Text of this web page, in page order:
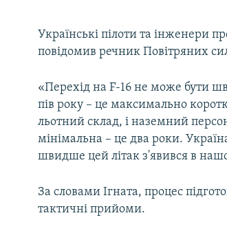
Українські пілоти та інженери
повідомив речник Повітряних
«Перехід на F-16 не може бути
пів року – це максимально
льотний склад, і наземний
мінімальна – це два роки.
швидше цей літак з'явився в
За словами Ігната, процес
тактичні прийоми.